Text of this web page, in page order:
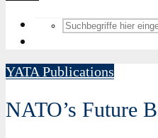
YATA Publications
NATO’s Future